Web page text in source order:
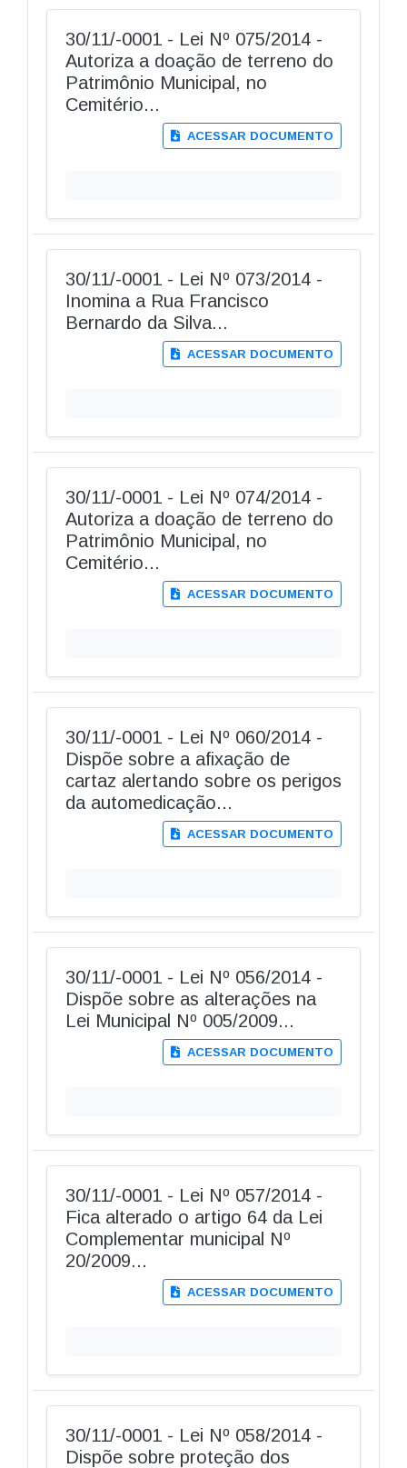
30/11/-0001 - Lei Nº 075/2014 -
Autoriza a doação de terreno do
Patrimônio Municipal, no
Cemitério...
ACESSAR DOCUMENTO
30/11/-0001 - Lei Nº 073/2014 -
Inomina a Rua Francisco
Bernardo da Silva...
ACESSAR DOCUMENTO
30/11/-0001 - Lei Nº 074/2014 -
Autoriza a doação de terreno do
Patrimônio Municipal, no
Cemitério...
ACESSAR DOCUMENTO
30/11/-0001 - Lei Nº 060/2014 -
Dispõe sobre a afixação de
cartaz alertando sobre os perigos
da automedicação...
ACESSAR DOCUMENTO
30/11/-0001 - Lei Nº 056/2014 -
Dispõe sobre as alterações na
Lei Municipal Nº 005/2009...
ACESSAR DOCUMENTO
30/11/-0001 - Lei Nº 057/2014 -
Fica alterado o artigo 64 da Lei
Complementar municipal Nº
20/2009...
ACESSAR DOCUMENTO
30/11/-0001 - Lei Nº 058/2014 -
Dispõe sobre proteção dos